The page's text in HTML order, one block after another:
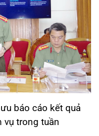
báo cáo kết quả
vụ trong tuần